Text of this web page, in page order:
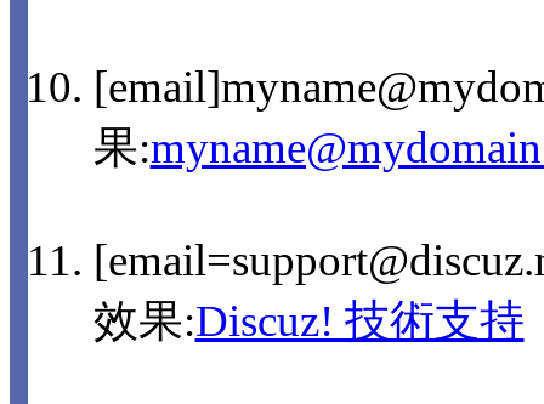
果:
效果:Discuz! 技術支持